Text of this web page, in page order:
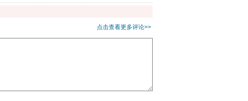
点击查看更多评论>>